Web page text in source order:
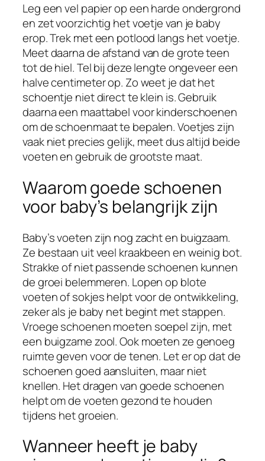
Leg een vel papier op een harde ondergrond
en zet voorzichtig het voetje van je baby
erop. Trek met een potlood langs het voetje.
Meet daarna de afstand van de grote teen
tot de hiel. Tel bij deze lengte ongeveer een
halve centimeter op. Zo weet je dat het
schoentje niet direct te klein is. Gebruik
daarna een maattabel voor kinderschoenen
om de schoenmaat te bepalen. Voetjes zijn
vaak niet precies gelijk, meet dus altijd beide
voeten en gebruik de grootste maat.
Waarom goede schoenen
voor baby’s belangrijk zijn
Baby’s voeten zijn nog zacht en buigzaam.
Ze bestaan uit veel kraakbeen en weinig bot.
Strakke of niet passende schoenen kunnen
de groei belemmeren. Lopen op blote
voeten of sokjes helpt voor de ontwikkeling,
zeker als je baby net begint met stappen.
Vroege schoenen moeten soepel zijn, met
een buigzame zool. Ook moeten ze genoeg
ruimte geven voor de tenen. Let er op dat de
schoenen goed aansluiten, maar niet
knellen. Het dragen van goede schoenen
helpt om de voeten gezond te houden
tijdens het groeien.
Wanneer heeft je baby